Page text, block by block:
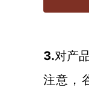
3.对产
注意，